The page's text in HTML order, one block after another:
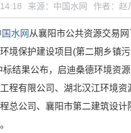
来源： 中国水网 作者：赵
国水网 从襄阳市公共资源交易
境保护建设项目(第二期乡镇
标结果公布，启迪桑德环境资
程有限公司、湖北汉江环境资
总公司、襄阳市第二建筑设计